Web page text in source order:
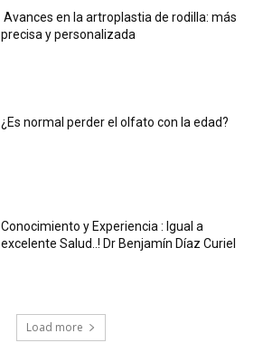
Avances en la artroplastia de rodilla: más
precisa y personalizada
¿Es normal perder el olfato con la edad?
Conocimiento y Experiencia : Igual a
excelente Salud..! Dr Benjamín Díaz Curiel
Load more